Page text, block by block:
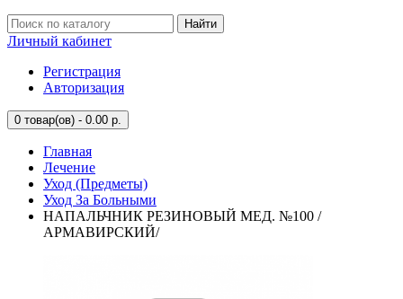
Найти
Личный кабинет
Регистрация
Авторизация
0 товар(ов) - 0.00 р.
Главная
Лечение
Уход (Предметы)
Уход За Больными
НАПАЛЬЧНИК РЕЗИНОВЫЙ МЕД. №100 /
АРМАВИРСКИЙ/